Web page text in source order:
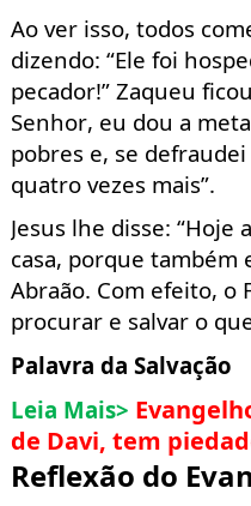
Ao ver isso, todos
dizendo: “Ele foi
pecador!” Zaqueu
Senhor, eu dou a
pobres e, se
quatro vezes mais”.
Jesus lhe disse: “Hoje
casa, porque também
Abraão. Com efeito, o
procurar e salvar o
Palavra da Salvação
Leia Mais>
de Davi, tem
Reflexão do